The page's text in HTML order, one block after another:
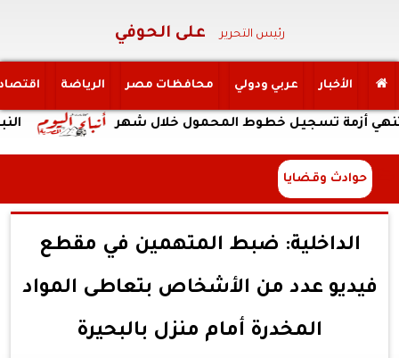
رئيس التحرير على الحوفي
الأخبار عربي ودولي محافظات مصر الرياضة
النبؤة تسجيل خطوط المحمول خلال شهر
حوادث وقضايا
الداخلية: ضبط المتهمين في مقطع
فيديو عدد من الأشخاص بتعاطى المواد
المخدرة أمام منزل بالبحيرة